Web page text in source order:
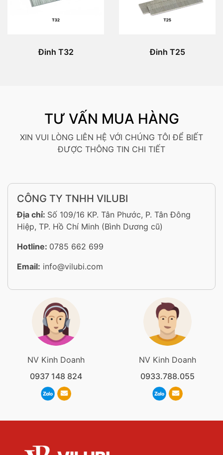
Đinh T32 Đinh T25
TƯ VẤN MUA HÀNG
XIN VUI LÒNG LIÊN HỆ VỚI CHÚNG TÔI ĐỂ BIẾT
ĐƯỢC THÔNG TIN CHI TIẾT
CÔNG TY TNHH VILUBI
Địa chỉ: Số 109/16 KP. Tân Phước, P. Tân Đông
Hiệp, TP. Hồ Chí Minh (Bình Dương cũ)
Hotline: 0785 662 699
Email: info@vilubi.com
NV Kinh Doanh
0937 148 824
NV Kinh Doanh
0933.788.055